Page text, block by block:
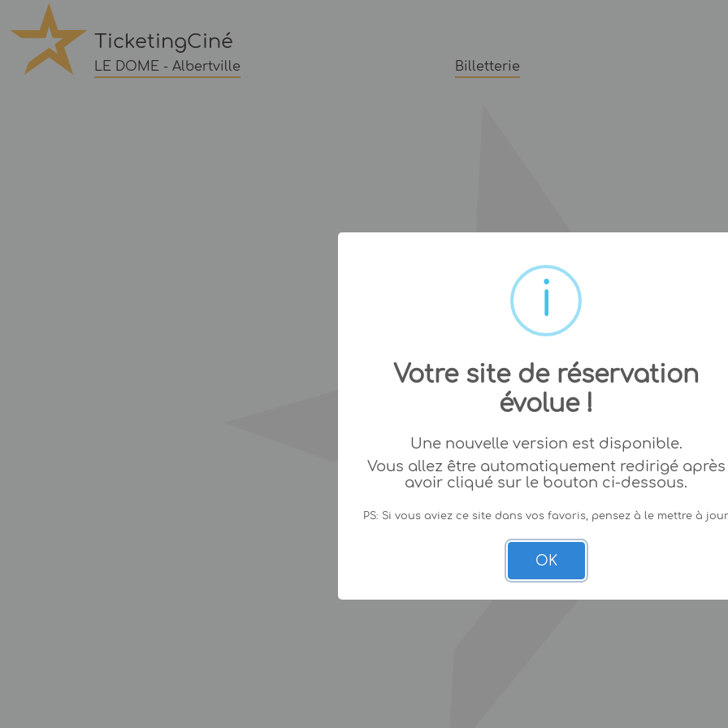
TicketingCiné
LE DOME - Albertville Billetterie
Votre site de réservation
évolue !
Une nouvelle version est disponible.
Vous allez être automatiquement redirigé après
avoir cliqué sur le bouton ci-dessous.
PS: Si vous aviez ce site dans vos favoris, pensez à le mettre à
OK